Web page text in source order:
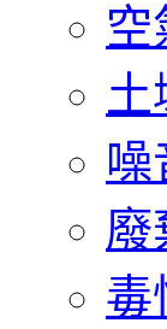
空
土
噪
廢
毒